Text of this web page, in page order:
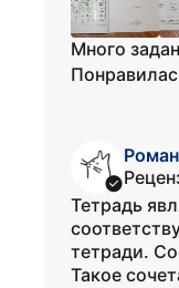
Много
Тетрадь
тетради.
Такое